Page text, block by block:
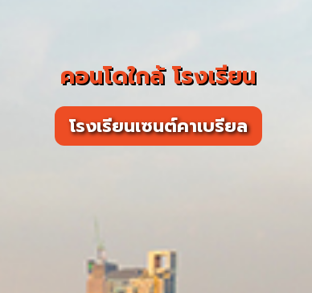
คอนโดใกล้ โรงเรียน
โรงเรียนเซนต์คาเบรียล